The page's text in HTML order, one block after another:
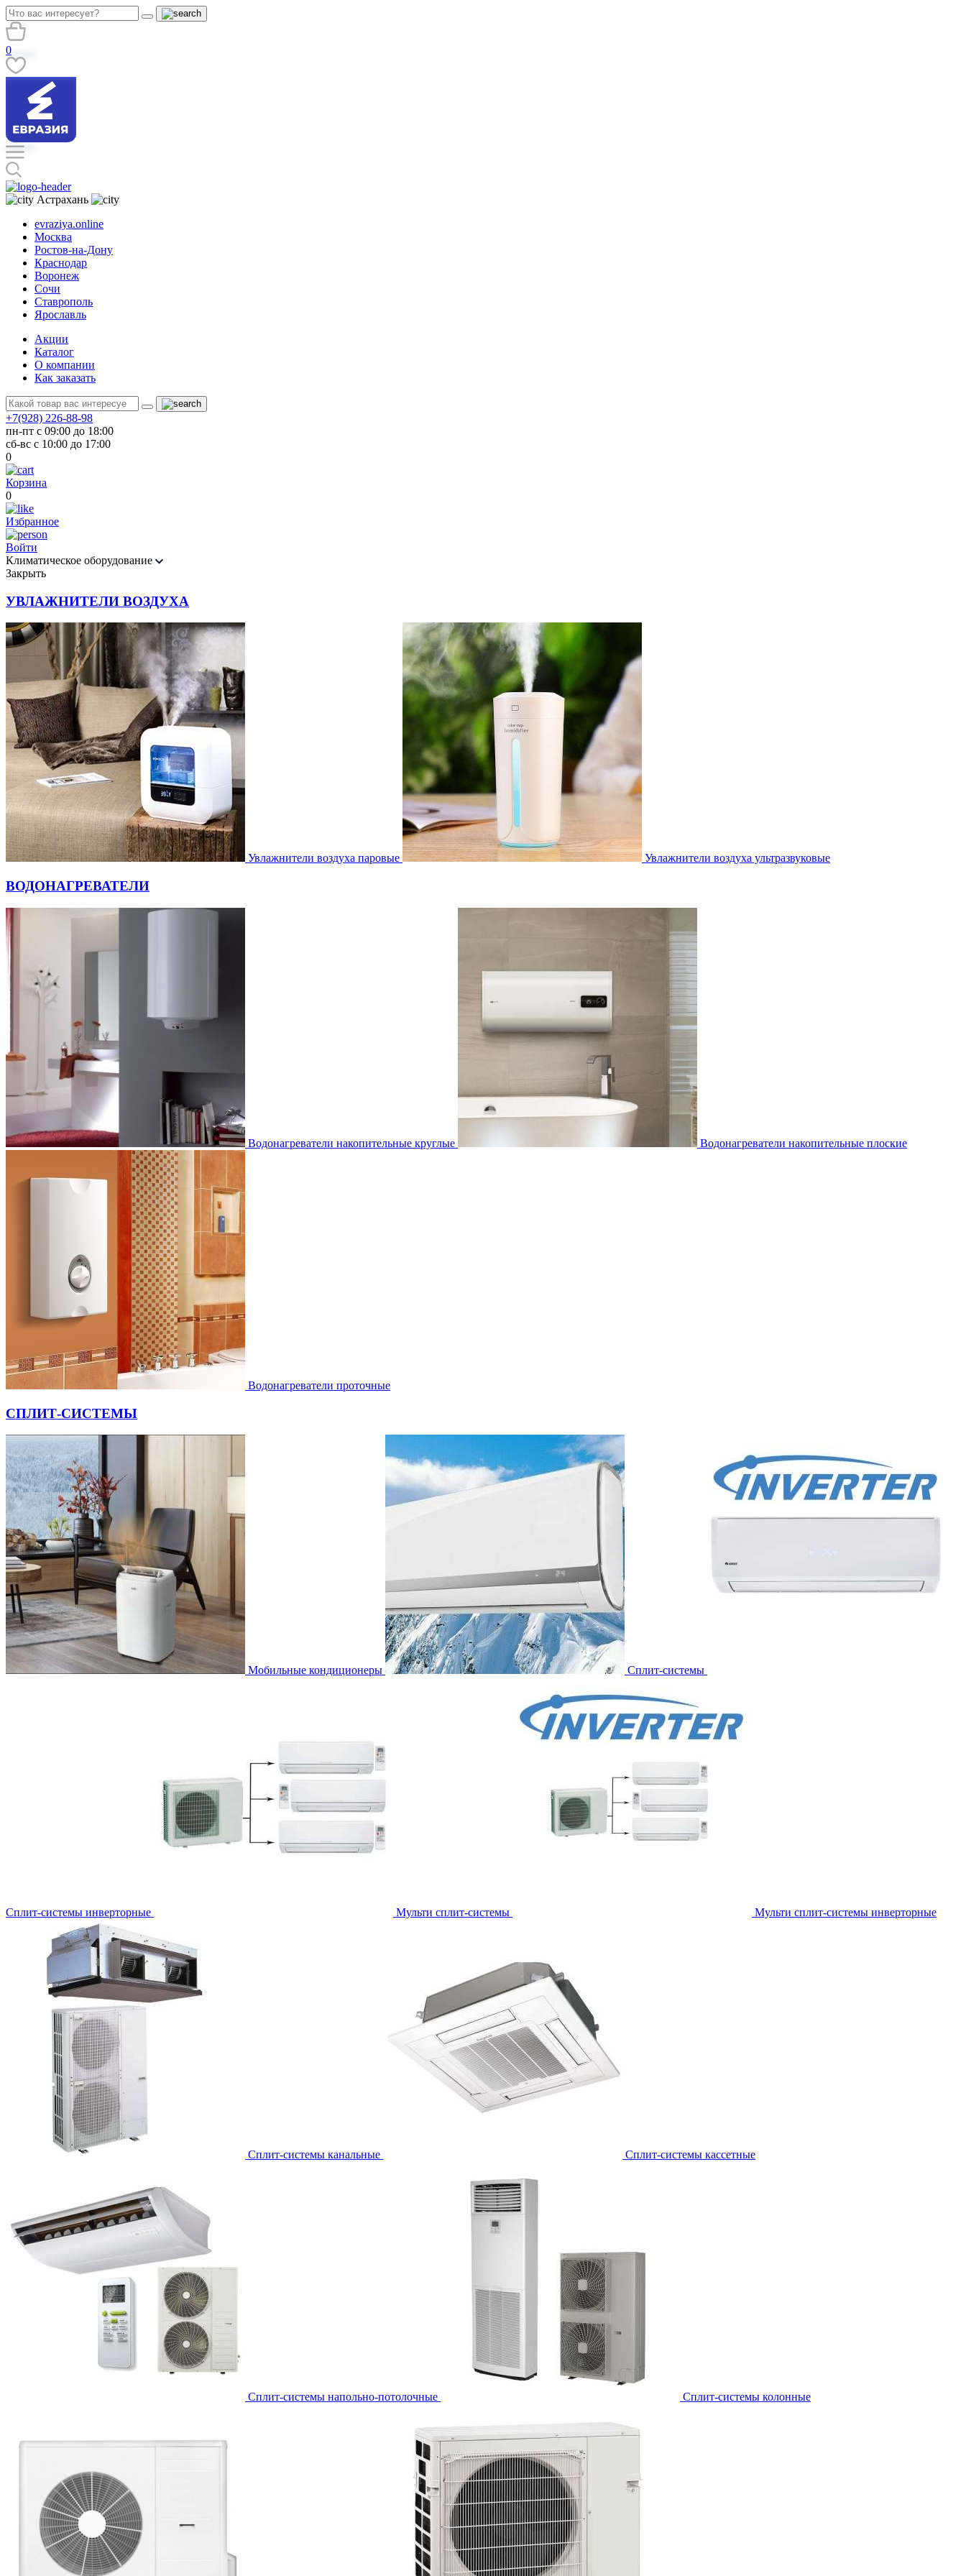
0
Астрахань
evraziya.online
Москва
Ростов-на-Дону
Краснодар
Воронеж
Сочи
Ставрополь
Ярославль
Акции
Каталог
О компании
Как заказать
+7(928) 226-88-98
пн-пт с 09:00 до 18:00
сб-вс с 10:00 до 17:00
0
Корзина
0
Избранное
Войти
Климатическое оборудование
Закрыть
УВЛАЖНИТЕЛИ ВОЗДУХА
Увлажнители воздуха паровые Увлажнители воздуха ультразвуковые
ВОДОНАГРЕВАТЕЛИ
Водонагреватели накопительные круглые Водонагреватели накопительные плоские
Водонагреватели проточные
СПЛИТ-СИСТЕМЫ
Мобильные кондиционеры Сплит-системы
Сплит-системы инверторные Мульти сплит-системы Мульти сплит-системы инверторные
Сплит-системы канальные Сплит-системы кассетные
Сплит-системы напольно-потолочные Cплит-системы колонные